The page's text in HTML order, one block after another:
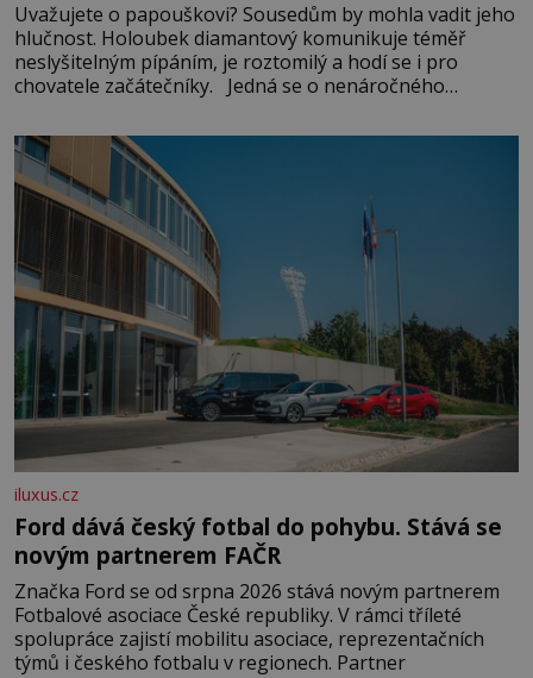
Uvažujete o papouškovi? Sousedům by mohla vadit jeho
hlučnost. Holoubek diamantový komunikuje téměř
neslyšitelným pípáním, je roztomilý a hodí se i pro
chovatele začátečníky. Jedná se o nenáročného
času tráví na zemi, kde sbírá zbytky semínek Jeho
domovinou je prakticky celá Austrálie s výjimkou
pobřežní oblasti.
iluxus.cz
Ford dává český fotbal do pohybu. Stává se
novým partnerem FAČR
Značka Ford se od srpna 2026 stává novým partnerem
Fotbalové asociace České republiky. V rámci tříleté
spolupráce zajistí mobilitu asociace, reprezentačních
týmů i českého fotbalu v regionech. Partner